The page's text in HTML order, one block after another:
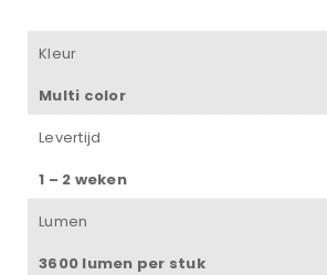
Kleur
Multi color
Levertijd
1 – 2 weken
Lumen
3600 lumen per stuk